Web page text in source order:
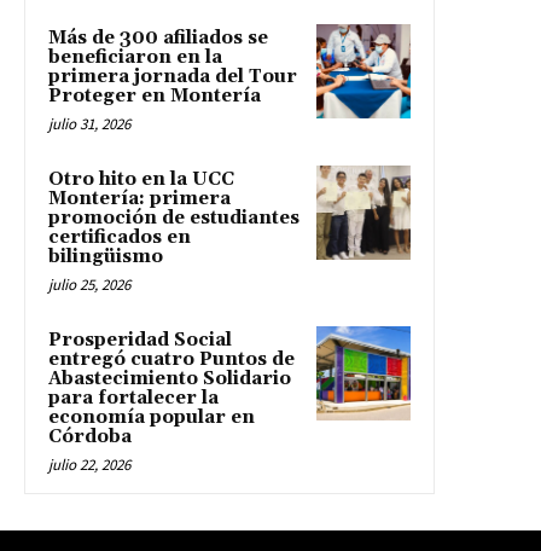
Más de 300 afiliados se
beneficiaron en la
primera jornada del Tour
Proteger en Montería
julio 31, 2026
Otro hito en la UCC
Montería: primera
promoción de estudiantes
certificados en
bilingüismo
julio 25, 2026
Prosperidad Social
entregó cuatro Puntos de
Abastecimiento Solidario
para fortalecer la
economía popular en
Córdoba
julio 22, 2026